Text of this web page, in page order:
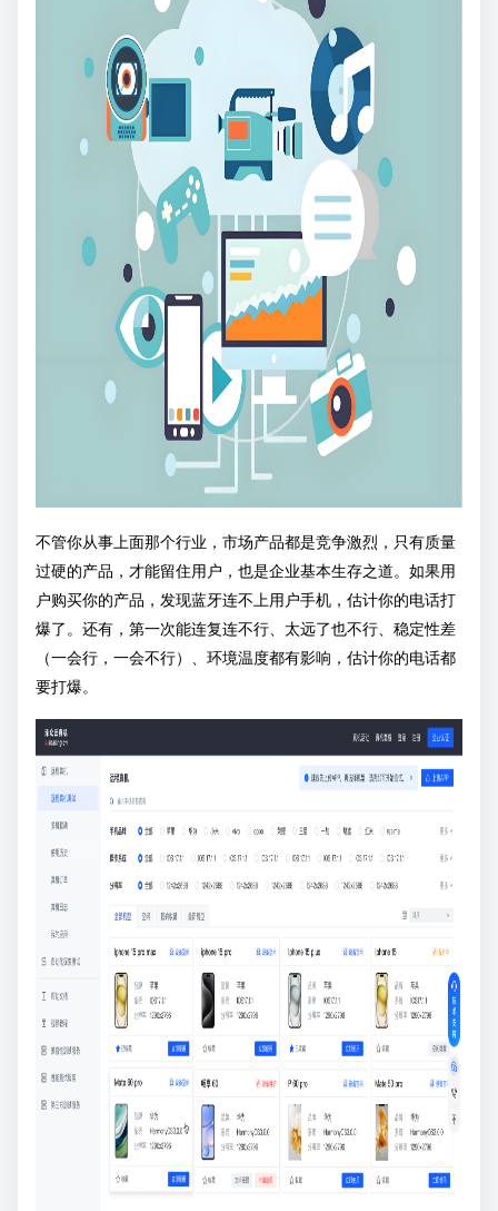
不管你从事上面那个行业，市场产品都是竞争激烈，只有质量
过硬的产品，才能留住用户，也是企业基本生存之道。如果用
户购买你的产品，发现蓝牙连不上用户手机，估计你的电话打
爆了。还有，第一次能连复连不行、太远了也不行、稳定性差
（一会行，一会不行）、环境温度都有影响，估计你的电话都
要打爆。